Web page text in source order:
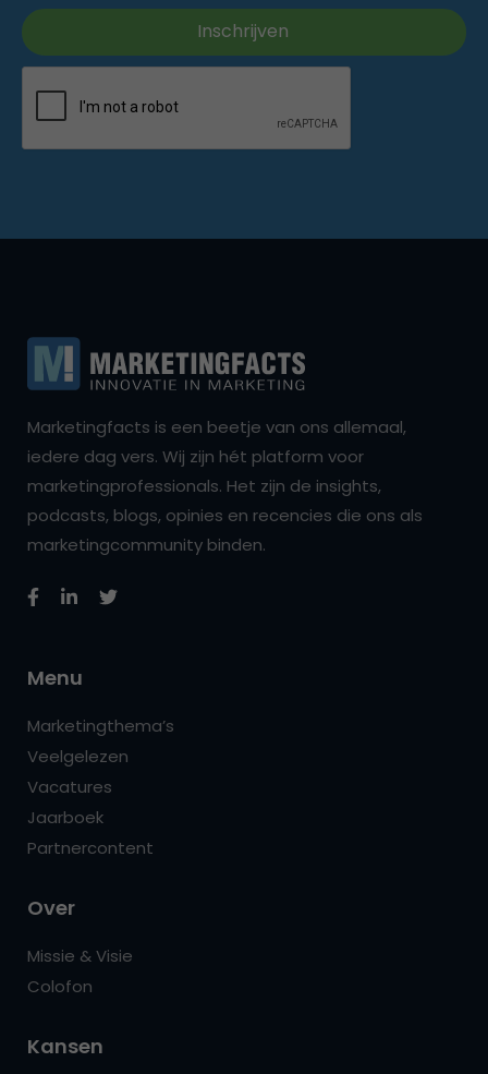
Marketingfacts is een beetje van ons allemaal,
iedere dag vers. Wij zijn hét platform voor
marketingprofessionals. Het zijn de insights,
podcasts, blogs, opinies en recencies die ons als
marketingcommunity binden.
Menu
Marketingthema’s
Veelgelezen
Vacatures
Jaarboek
Partnercontent
Over
Missie & Visie
Colofon
Kansen